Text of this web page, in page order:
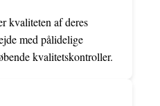
kvaliteten af deres
med pålidelige
kvalitetskontroller.